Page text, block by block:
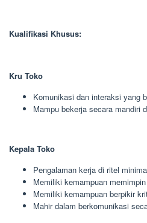
Kualifikasi Khusus:
Kru Toko
Komunikasi dan interaksi yang
Mampu bekerja secara mandiri
Kepala Toko
Pengalaman kerja di ritel
Memiliki kemampuan
Memiliki kemampuan berpikir
Mahir dalam berkomunikasi